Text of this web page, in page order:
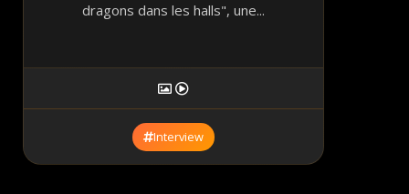
dragons dans les halls", une...
Interview